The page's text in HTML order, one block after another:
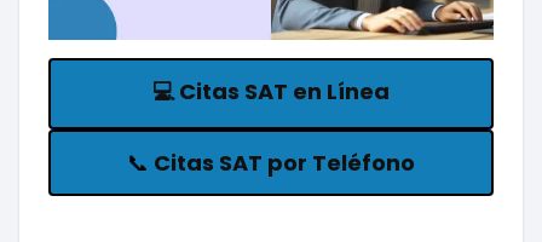
💻Citas SAT en Línea
📞 Citas SAT por Teléfono